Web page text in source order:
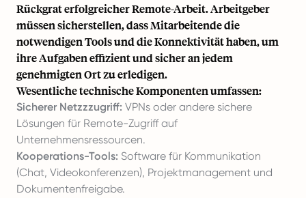
Rückgrat erfolgreicher Remote-Arbeit. Arbeitgeber
müssen sicherstellen, dass Mitarbeitende die
notwendigen Tools und die Konnektivität haben, um
ihre Aufgaben effizient und sicher an jedem
genehmigten Ort zu erledigen.
Wesentliche technische Komponenten umfassen:
Sicherer Netzzzugriff: VPNs oder andere sichere
Lösungen für Remote-Zugriff auf
Unternehmensressourcen.
Kooperations-Tools: Software für Kommunikation
(Chat, Videokonferenzen), Projektmanagement und
Dokumentenfreigabe.